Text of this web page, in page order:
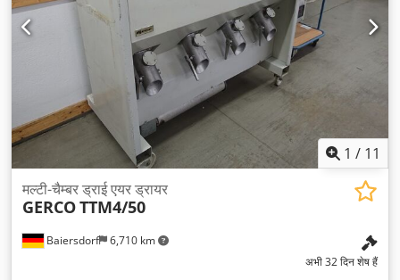
1 / 11
Baiersdorf 6,710 km
मल्टी-चैम्बर ड्राई एयर ड्रायर
GERCOTTM4/50
अभी 32 दिन शेष हैं